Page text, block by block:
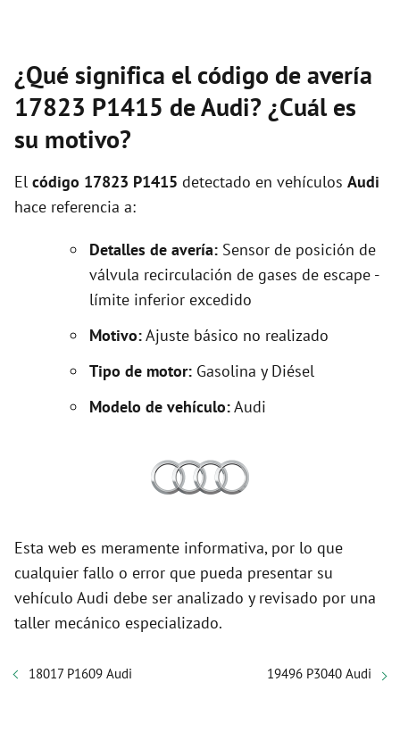
¿Qué significa el código de avería
17823 P1415 de Audi? ¿Cuál es
su motivo?
El código 17823 P1415 detectado en vehículos Audi
hace referencia a:
Detalles de avería: Sensor de posición de
válvula recirculación de gases de escape -
límite inferior excedido
Motivo:Ajuste básico no realizado
Tipo de motor: Gasolina y Diésel
Modelo de vehículo:Audi
Esta web es meramente informativa, por lo que
cualquier fallo o error que pueda presentar su
vehículo Audi debe ser analizado y revisado por una
taller mecánico especializado.
18017 P1609 Audi 19496 P3040 Audi